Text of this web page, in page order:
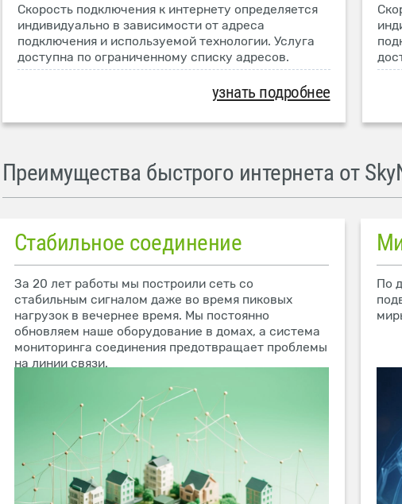
Скорость подключения к интернету определяется
индивидуально в зависимости от адреса
подключения и используемой технологии. Услуга
доступна по ограниченному списку адресов.
узнать подробнее
Преимущества быстрого интернета от
Стабильное соединение
За 20 лет работы мы построили сеть со
стабильным сигналом даже во время пиковых
нагрузок в вечернее время. Мы постоянно
обновляем наше оборудование в домах, а система
мониторинга соединения предотвращает проблемы
на линии связи.
По